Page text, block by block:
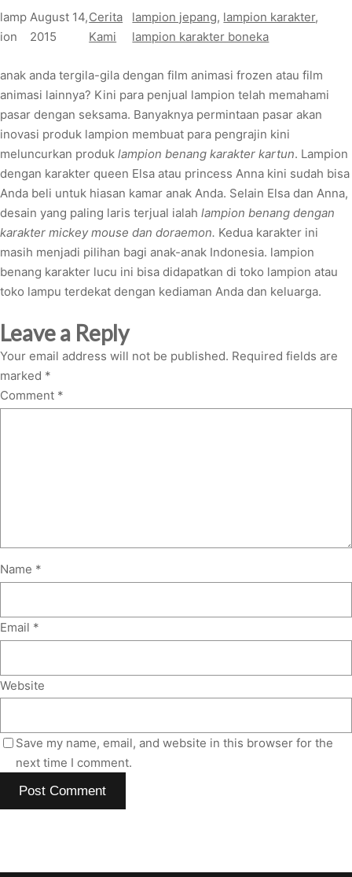
lamp
ion
August 14,
2015
Cerita
Kami
lampion jepang, lampion karakter
lampion karakter boneka
anak anda tergila-gila dengan film animasi frozen atau film
animasi lainnya? Kini para penjual lampion telah memahami
pasar dengan seksama. Banyaknya permintaan pasar akan
inovasi produk lampion membuat para pengrajin kini
meluncurkan produk lampion benang karakter kartun. Lampion
dengan karakter queen Elsa atau princess Anna kini sudah bisa
Anda beli untuk hiasan kamar anak Anda. Selain Elsa dan Anna,
desain yang paling laris terjual ialah lampion benang dengan
karakter mickey mouse dan doraemon. Kedua karakter ini
masih menjadi pilihan bagi anak-anak Indonesia. lampion
benang karakter lucu ini bisa didapatkan di toko lampion atau
toko lampu terdekat dengan kediaman Anda dan keluarga.
Leave a Reply
Your email address will not be published. Required fields are
marked *
Comment *
Name *
Email *
Website
Save my name, email, and website in this browser for the
next time I comment.